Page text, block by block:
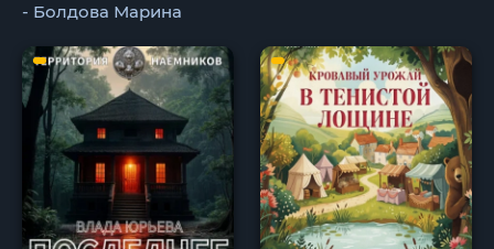
- Болдова Марина